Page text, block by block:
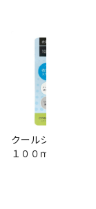
クールシャツスプ
１００ｍｌ